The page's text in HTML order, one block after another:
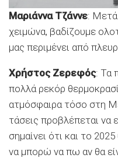
Μαριάννα Τζάννε: Μετά
χειμώνα, βαδίζουμε
μας περιμένει από
Χρήστος Ζερεφός: Τα
πολλά ρεκόρ
ατμόσφαιρα τόσο στη
τάσεις προβλέπεται να
σημαίνει ότι και το
να μπορώ να πω αν θα